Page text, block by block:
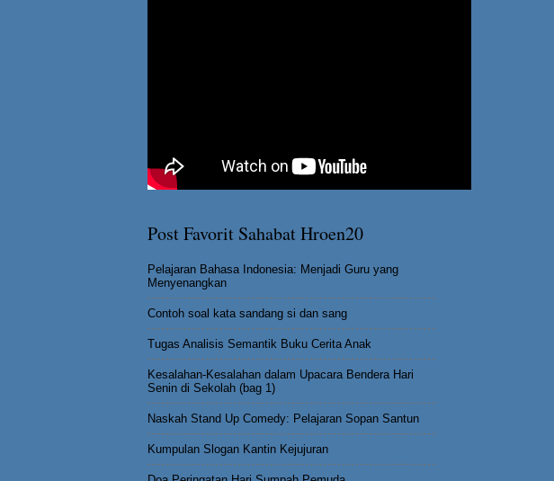
Post Favorit Sahabat Hroen20
Pelajaran Bahasa Indonesia: Menjadi Guru yang
Menyenangkan
Contoh soal kata sandang si dan sang
Tugas Analisis Semantik Buku Cerita Anak
Kesalahan-Kesalahan dalam Upacara Bendera Hari
Senin di Sekolah (bag 1)
Naskah Stand Up Comedy: Pelajaran Sopan Santun
Kumpulan Slogan Kantin Kejujuran